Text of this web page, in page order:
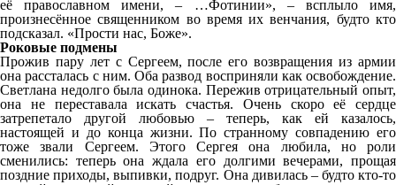
её православном имени, – …Фотинии», – всплыло имя,
произнесённое священником во время их венчания, будто кто
подсказал. «Прости нас, Боже».
Роковые подмены
Прожив пару лет с Сергеем, после его возвращения из армии
она рассталась с ним. Оба развод восприняли как освобождение.
Светлана недолго была одинока. Пережив отрицательный опыт,
она не переставала искать счастья. Очень скоро её сердце
затрепетало другой любовью – теперь, как ей казалось,
настоящей и до конца жизни. По странному совпадению его
тоже звали Сергеем. Этого Сергея она любила, но роли
сменились: теперь она ждала его долгими вечерами, прощая
поздние приходы, выпивки, подруг. Она дивилась – будто кто-то